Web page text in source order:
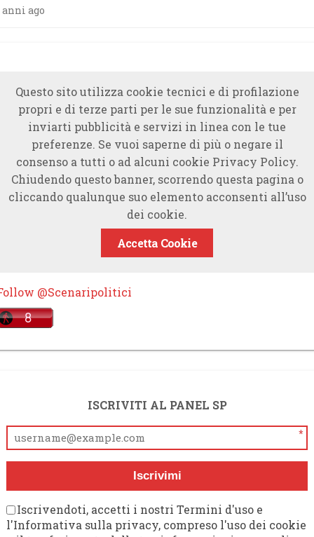
anni ago
Questo sito utilizza cookie tecnici e di profilazione
propri e di terze parti per le sue funzionalità e per
inviarti pubblicità e servizi in linea con le tue
preferenze. Se vuoi saperne di più o negare il
consenso a tutti o ad alcuni cookie Privacy Policy.
Chiudendo questo banner, scorrendo questa pagina o
cliccando qualunque suo elemento acconsenti all’uso
dei cookie.
Accetta Cookie
@Scenaripolitici
ISCRIVITI AL PANEL SP
*
Iscrivimi
Iscrivendoti, accetti i nostri Termini d'uso e
l'Informativa sulla privacy, compreso l'uso dei cookie